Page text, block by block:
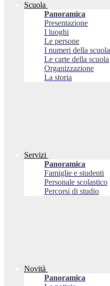
Scuola
Panoramica
Presentazione
I luoghi
Le persone
I numeri della scuola
Le carte della scuola
Organizzazione
La storia
Servizi
Panoramica
Famiglie e studenti
Personale scolastico
Percorsi di studio
Novità
Panoramica